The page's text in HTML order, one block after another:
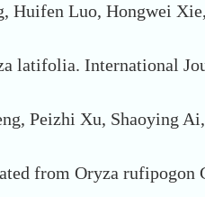
Huifen Luo, Hongwei
latifolia. International
Peizhi Xu, Shaoying
from Oryza